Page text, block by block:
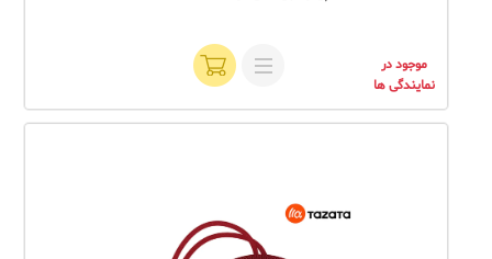
موجود در
نمایندگی ها